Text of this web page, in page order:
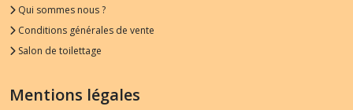
Qui sommes nous ?
Conditions générales de vente
Salon de toilettage
Mentions légales